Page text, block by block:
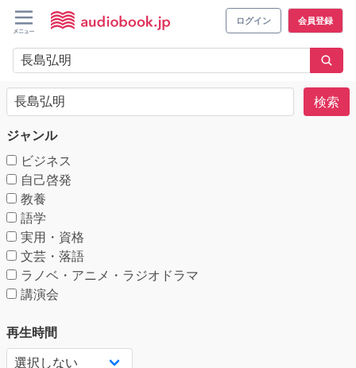
ログイン 会員登録
検索
ジャンル
ビジネス
自己啓発
教養
語学
実用・資格
文芸・落語
ラノベ・アニメ・ラジオドラマ
講演会
再生時間